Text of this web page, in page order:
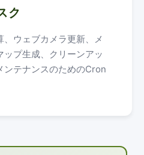
ク
、ウェブカメラ更新、メ
ップ生成、クリーンアッ
ンテナンスのためのCron